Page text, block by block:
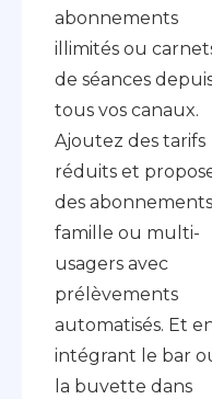
abonnements
illimités ou
de séances
tous vos canaux.
Ajoutez des tarifs
réduits et
des abonnements
famille ou multi-
usagers avec
prélèvements
automatisés. Et
intégrant le bar
la buvette dans